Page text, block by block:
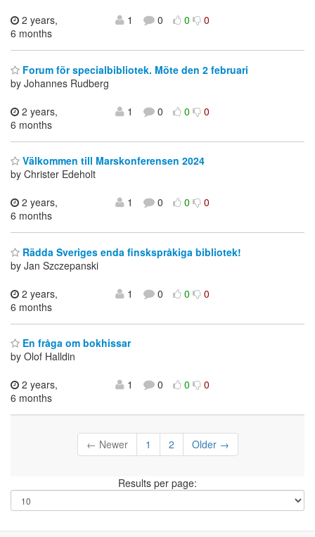
2 years,
6 months
1 0 0 0
Forum för specialbibliotek. Möte den 2 februari
by Johannes Rudberg
2 years,
6 months
1 0 0 0
Välkommen till Marskonferensen 2024
by Christer Edeholt
2 years,
6 months
1 0 0 0
Rädda Sveriges enda finskspråkiga bibliotek!
by Jan Szczepanski
2 years,
6 months
1 0 0 0
En fråga om bokhissar
by Olof Halldin
2 years,
6 months
1 0 0 0
← Newer 1 2 Older →
Results per page: